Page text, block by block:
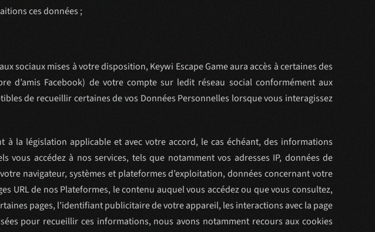
ces données ;
sociaux mises à votre disposition, Keywi Escape Game aura accès à certaines des
d’amis Facebook) de votre compte sur ledit réseau social conformément aux
de recueillir certaines de vos Données Personnelles lorsque vous interagissez
la législation applicable et avec votre accord, le cas échéant, des informations
accédez à nos services, tels que notamment vos adresses IP, données de
navigateur, systèmes et plateformes d’exploitation, données concernant votre
URL de nos Plateformes, le contenu auquel vous accédez ou que vous consultez,
pages, l’identifiant publicitaire de votre appareil, les interactions avec la page
pour recueillir ces informations, nous avons notamment recours aux cookies